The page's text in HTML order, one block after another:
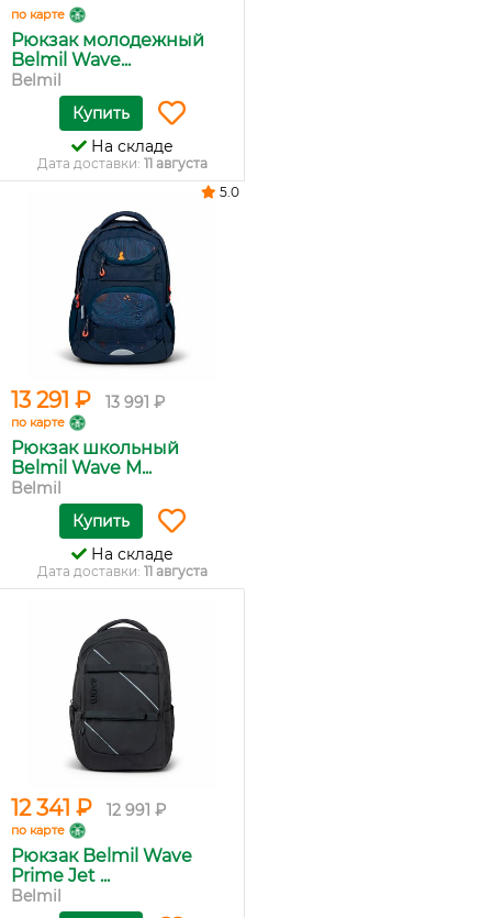
по карте
Рюкзак молодежный
Belmil Wave...
Belmil
Купить
На складе
Дата доставки: 11 августа
13 291 ₽ 13 991 ₽
по карте
Рюкзак школьный
Belmil Wave M...
Belmil
5.0
Купить
На складе
Дата доставки: 11 августа
12 341 ₽ 12 991 ₽
по карте
Рюкзак Belmil Wave
Prime Jet ...
Belmil